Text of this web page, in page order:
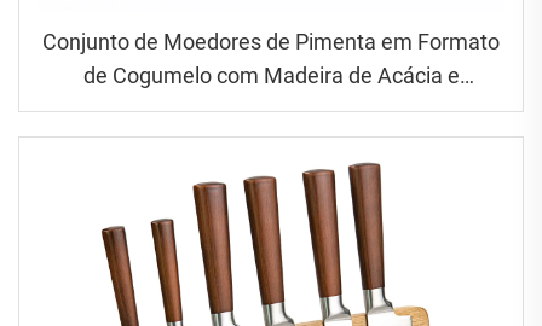
Conjunto de Moedores de Pimenta em Formato
de Cogumelo com Madeira de Acácia e
Borracha